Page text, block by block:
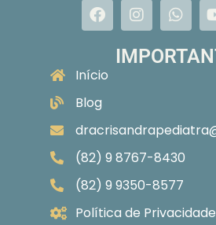
Início
Blog
(82) 9 8767-8430
(82) 9 9350-8577
Política de Privacidade